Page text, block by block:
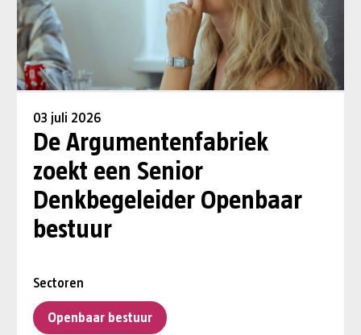
03 juli 2026
De Argumentenfabriek
zoekt een Senior
Denkbegeleider Openbaar
bestuur
Sectoren
Openbaar bestuur